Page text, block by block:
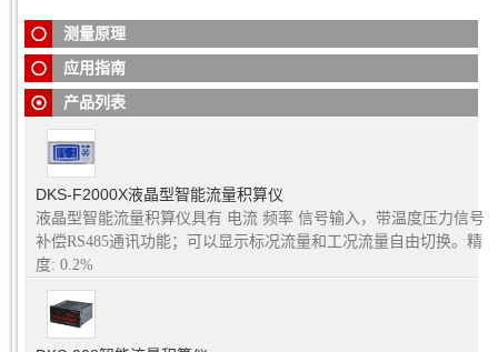
测量原理
送输出、数据采集及通讯。
应用指南
种流量计的输入信号。
使用环境：环境温度：-10～55℃，环境湿度：10～90%RH。
产品列表
DKS-F2000X液晶型智能流量积算仪
液晶型智能流量积算仪具有 电流 频率 信号输入，带温度压力信号
补偿RS485通讯功能；可以显示标况流量和工况流量自由切换。精
度: 0.2%